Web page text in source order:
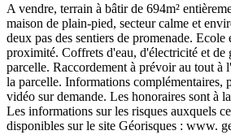
A vendre, terrain à bâtir de 694m²
maison de plain-pied, secteur calme et
deux pas des sentiers de promenade. Ecole
proximité. Coffrets d'eau, d'électricité et de
parcelle. Raccordement à prévoir au tout à
la parcelle. Informations complémentaires,
vidéo sur demande. Les honoraires sont à
Les informations sur les risques auxquels
disponibles sur le site Géorisques : www.